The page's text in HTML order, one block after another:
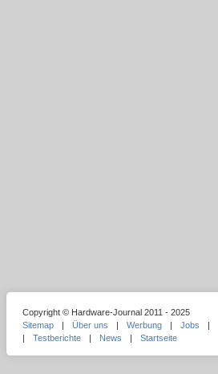
Copyright © Hardware-Journal 2011 - 2025
Sitemap
| Über uns | Werbung | Jobs |
|
Testberichte | News | Startseite